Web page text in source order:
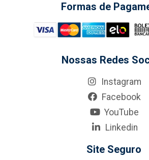
Formas de
Nossas Redes
Instagram
Facebook
YouTube
Linkedin
Site Seguro